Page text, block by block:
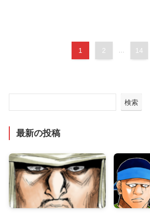
1 2 14
検索
最新の投稿